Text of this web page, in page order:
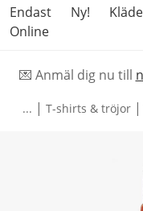
Endast
Online
Ny!
💌 Anmäl dig nu till
... | T-shirts & tröjor |